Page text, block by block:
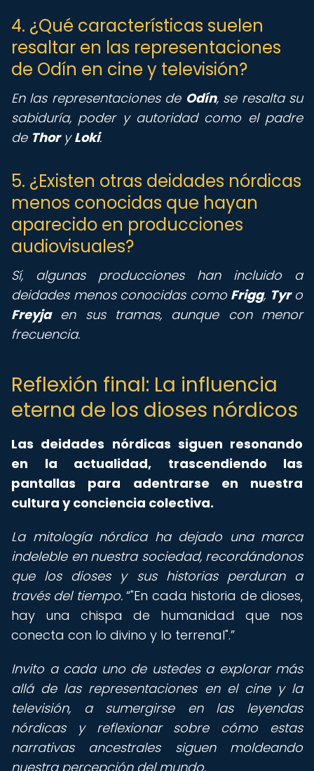
4. ¿Qué características suelen
resaltar en las representaciones
de Odín en cine y televisión?
En las representaciones de Odín, se resalta su
sabiduría, poder y autoridad como el padre
de ThoryLoki.
5. ¿Existen otras deidades nórdicas
menos conocidas que hayan
aparecido en producciones
audiovisuales?
Sí, algunas producciones han incluido a
deidades menos conocidas como Frigg, Tyro
Freyjaen sus tramas, aunque con menor
frecuencia.
Reflexión final: La influencia
eterna de los dioses nórdicos
Las deidades nórdicas siguen resonando
en la actualidad, trascendiendo las
pantallas para adentrarse en nuestra
cultura y conciencia colectiva.
La mitología nórdica ha dejado una marca
indeleble en nuestra sociedad, recordándonos
que los dioses y sus historias perduran a
través del tiempo. "En cada historia de dioses,
hay una chispa de humanidad que nos
conecta con lo divino y lo terrenal".
Invito a cada uno de ustedes a explorar más
allá de las representaciones en el cine y la
televisión, a sumergirse en las leyendas
nórdicas y reflexionar sobre cómo estas
narrativas ancestrales siguen moldeando
nuestra percepción del mundo.